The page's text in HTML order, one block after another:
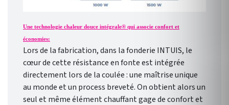
Une technologie chaleur douce intégrale® qui associe confort et
économies:
Lors de la fabrication, dans la fonderie INTUIS, le
cœur de cette résistance en fonte est intégrée
directement lors de la coulée : une maîtrise unique
au monde et un process breveté. On obtient alors un
seul et même élément chauffant gage de confort et